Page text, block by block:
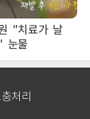
"치료가 날
눈물
처리